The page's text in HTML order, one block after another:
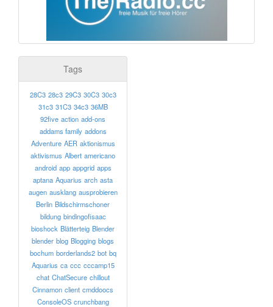
Tags
28C3 28c3 29C3 30C3 30c3
31c3 31C3 34c3 36MB
92five action add-ons
addams family addons
Adventure AER aktionismus
aktivismus Albert americano
android app appgrid apps
aptana Aquarius arch asta
augen ausklang ausprobieren
Berlin Bildschirmschoner
bildung bindingofisaac
bioshock Blätterteig Blender
blender blog Blogging blogs
bochum borderlands2 bot bq
Aquarius ca ccc cccamp15
chat ChatSecure chillout
Cinnamon client cmddoocs
ConsoleOS crunchbang